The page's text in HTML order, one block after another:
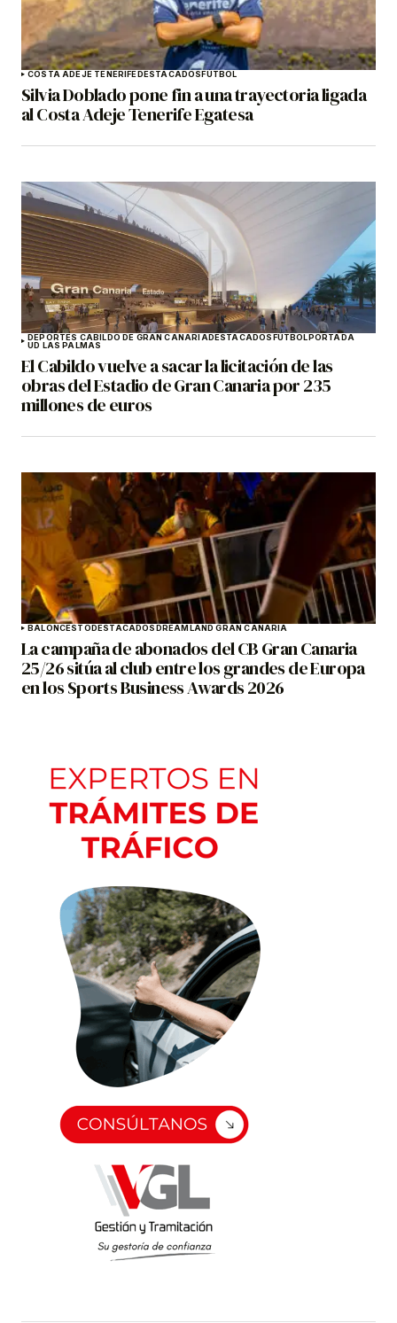
COSTA ADEJE TENERIFEDESTACADOSFÚTBOL
Silvia Doblado pone fin a una trayectoria ligada
al Costa Adeje Tenerife Egatesa
DEPORTES CABILDO DE GRAN CANARIADESTACADOSFÚTBOLPORTADA
UD LAS PALMAS
El Cabildo vuelve a sacar la licitación de las
obras del Estadio de Gran Canaria por 235
millones de euros
BALONCESTODESTACADOSDREAMLAND GRAN CANARIA
La campaña de abonados del CB Gran Canaria
25/26 sitúa al club entre los grandes de Europa
en los Sports Business Awards 2026